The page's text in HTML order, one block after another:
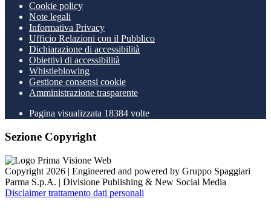
Cookie policy
Note legali
Informativa Privacy
Ufficio Relazioni con il Pubblico
Dichiarazione di accessibilità
Obiettivi di accessibilità
Whistleblowing
Gestione consensi cookie
Amministrazione trasparente
Pagina visualizzata 18384 volte
Sezione Copyright
Copyright 2026 | Engineered and powered by Gruppo Spaggiari
Parma S.p.A. | Divisione Publishing & New Social Media
Disclaimer trattamento dati personali